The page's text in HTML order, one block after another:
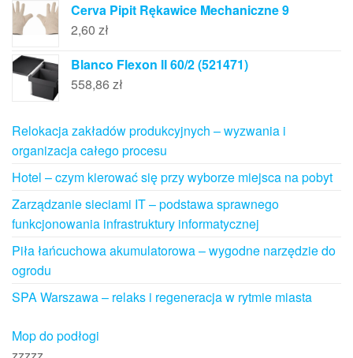
Cerva Pipit Rękawice Mechaniczne 9
2,60 zł
Blanco Flexon II 60/2 (521471)
558,86 zł
Relokacja zakładów produkcyjnych – wyzwania i
organizacja całego procesu
Hotel – czym kierować się przy wyborze miejsca na pobyt
Zarządzanie sieciami IT – podstawa sprawnego
funkcjonowania infrastruktury informatycznej
Piła łańcuchowa akumulatorowa – wygodne narzędzie do
ogrodu
SPA Warszawa – relaks i regeneracja w rytmie miasta
Mop do podłogi